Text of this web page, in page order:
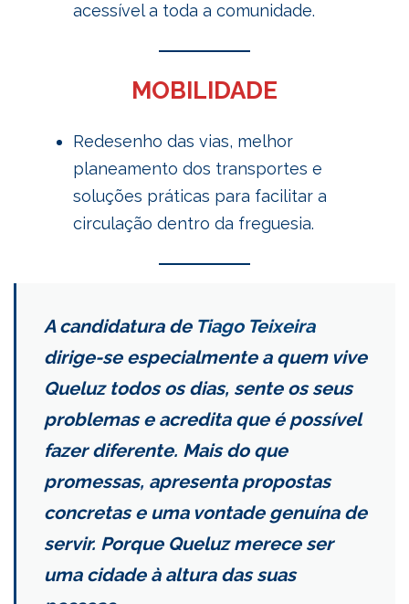
acessível a toda a comunidade.
MOBILIDADE
Redesenho das vias, melhor
planeamento dos transportes e
soluções práticas para facilitar a
circulação dentro da freguesia.
A candidatura de Tiago Teixeira
dirige-se especialmente a quem vive
Queluz todos os dias, sente os seus
problemas e acredita que é possível
fazer diferente. Mais do que
promessas, apresenta propostas
concretas e uma vontade genuína de
servir. Porque Queluz merece ser
uma cidade à altura das suas